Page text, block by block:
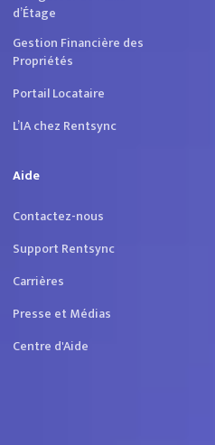
d’Étage
Gestion Financière des
Propriétés
Portail Locataire
L’IA chez Rentsync
Aide
Contactez-nous
Support Rentsync
Carrières
Presse et Médias
Centre d'Aide